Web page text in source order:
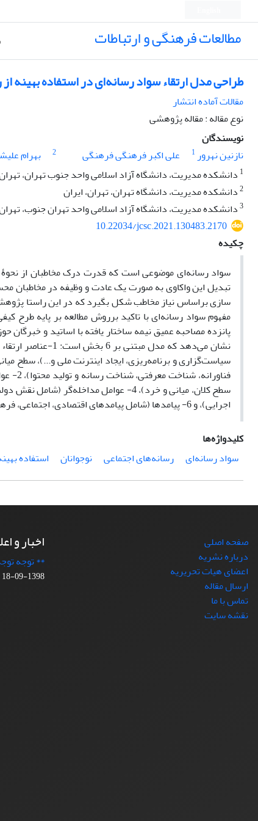
مطالعات فرهنگی و ارتباطات
طراحی مدل ارتقاء سواد رسانه‌ای در استفاده بهینه
مقالات آماده انتشار
نوع مقاله : مقاله پژوهشی
نویسندگان
نازنین نهرور1 علی اکبر فرهنگی فرهنگی 2 بهرام
1 دانشکده مدیریت، دانشگاه آزاد اسلامی واحد جنوب تهران،
2دانشکده مدیریت، دانشگاه تهران، تهران، ایران
3دانشکده مدیریت، دانشگاه آزاد اسلامی واحد تهران جنوب،
10.22034/jcsc.2021.130483.2170
چکیده
سواد رسانه‌ای موضوعی است که قدرت درک مخاطبان از
تبدیل ‌این واکاوی به صورت یک عادت و وظیفه در مخاطبان
سازی براساس نیاز مخاطب شکل بگیرد که در ‌این راستا
مفهوم سواد رسانه‌ای با تاکید برروش مطالعه بر پایه طرح
پانزده مصاحبه عمیق نیمه ساختار یافته با اساتید و
نشان می‌دهد که
سیاست‌گزاری و برنامه‌ریزی، ایجاد اینترنت ملی و...)، سطح
اجرایی)، و 6- پیامدها (شامل پیامدهای اقتصادی، اجتماعی، فرهنگی، سیاسی و ...) می‌باشد.
کلیدواژه‌ها
سواد رسانه‌ای
رسانه‌های اجتماعی نوجوانان استفاده
صفحه اصلی
درباره نشریه
اعضای هیات تحریریه
ارسال مقاله
تماس با ما
نقشه سایت
اخبار و
** توجه
1398-09-18